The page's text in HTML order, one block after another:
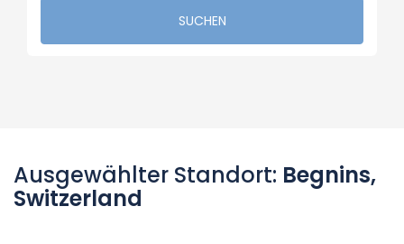
SUCHEN
Ausgewählter Standort: Begnins,
Switzerland